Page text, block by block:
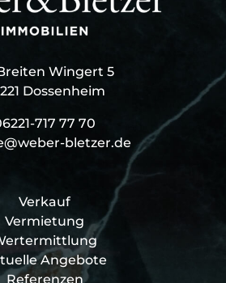
Wingert 5
Dossenheim
717 77 70
bletzer.de
Verkauf
Vermietung
Angebote
Referenzen